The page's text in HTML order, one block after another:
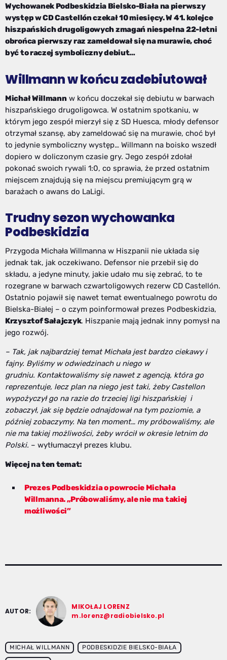
Wychowanek Podbeskidzia Bielsko-Biała na pierwszy
występ w CD Castellón czekał 10 miesięcy. W 41. kolejce
hiszpańskich drugoligowych zmagań niespełna 22-letni
obrońca pierwszy raz zameldował się na murawie, choć
być to raczej symboliczny debiut…
Willmann w końcu zadebiutował
Michał Willmannw końcu doczekał się debiutu w barwach
hiszpańskiego drugoligowca. W ostatnim spotkaniu, w
którym jego zespół mierzył się z SD Huesca, młody defensor
otrzymał szansę, aby zameldować się na murawie, choć był
to jedynie symboliczny występ… Willmann na boisko wszedł
dopiero w doliczonym czasie gry. Jego zespół zdołał
pokonać swoich rywali 1:0, co sprawia, że przed ostatnim
miejscem znajdują się na miejscu premiującym grą w
barażach o awans do LaLigi.
Trudny sezon wychowanka
Podbeskidzia
Przygoda Michała Willmanna w Hiszpanii nie układa się
jednak tak, jak oczekiwano. Defensor nie przebił się do
składu, a jedyne minuty, jakie udało mu się zebrać, to te
rozegrane w barwach czwartoligowych rezerw CD Castellón.
Ostatnio pojawił się nawet temat ewentualnego powrotu do
Bielska-Białej – o czym poinformował prezes Podbeskidzia,
Krzysztof Sałajczyk. Hiszpanie mają jednak inny pomysł na
jego rozwój.
– Tak, jak najbardziej temat Michała jest bardzo ciekawy i
fajny. Byliśmy w odwiedzinach u niego w
grudniu. Kontaktowaliśmy się nawet z agencją, która go
reprezentuje, lecz plan na niego jest taki, żeby Castellon
wypożyczył go na razie do trzeciej ligi hiszpańskiej i
zobaczył, jak się będzie odnajdował na tym poziomie, a
później zobaczymy. Na ten moment… my próbowaliśmy, ale
nie ma takiej możliwości, żeby wrócił w okresie letnim do
Polski. – wytłumaczył prezes klubu.
Więcej na ten temat:
Prezes Podbeskidzia o powrocie Michała
Willmanna. „Próbowaliśmy, ale nie ma takiej
możliwości”
AUTOR:
MIKOŁAJ LORENZ
m.lorenz@radiobielsko.pl
MICHAŁ WILLMANN PODBESKIDZIE BIELSKO-BIAŁA